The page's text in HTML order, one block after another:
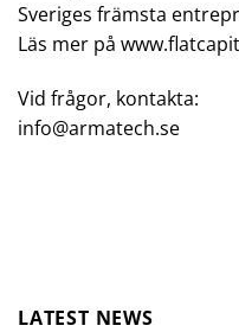
Sveriges främsta
Läs mer på
Vid frågor, kontakta:
info@armatech.se
LATEST NEWS